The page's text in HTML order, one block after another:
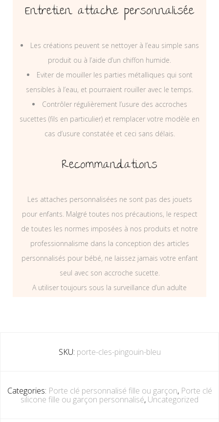
Entretien attache personnalisée
Les créations peuvent se nettoyer à l’eau simple sans
produit ou à l’aide d’un chiffon humide.
Eviter de mouiller les parties métalliques qui sont
sensibles à l’eau, et pourraient rouiller avec le temps.
Contrôler régulièrement l’usure des accroches
sucettes (fils en particulier) et remplacer votre modèle en
cas d’usure constatée et ceci sans délais.
Recommandations
Les attaches personnalisées ne sont pas des jouets
pour enfants. Malgré toutes nos précautions, le respect
de toutes les normes imposées à nos produits et notre
professionnalisme dans la conception des articles
personnalisés pour bébé, ne laissez jamais votre enfant
seul avec son accroche sucette.
A utiliser toujours sous la surveillance d’un adulte
SKU: porte-cles-pingouin-bleu
Categories: Porte clé personnalisé fille ou garçon, Porte clé
silicone fille ou garçon personnalisé, Uncategorized